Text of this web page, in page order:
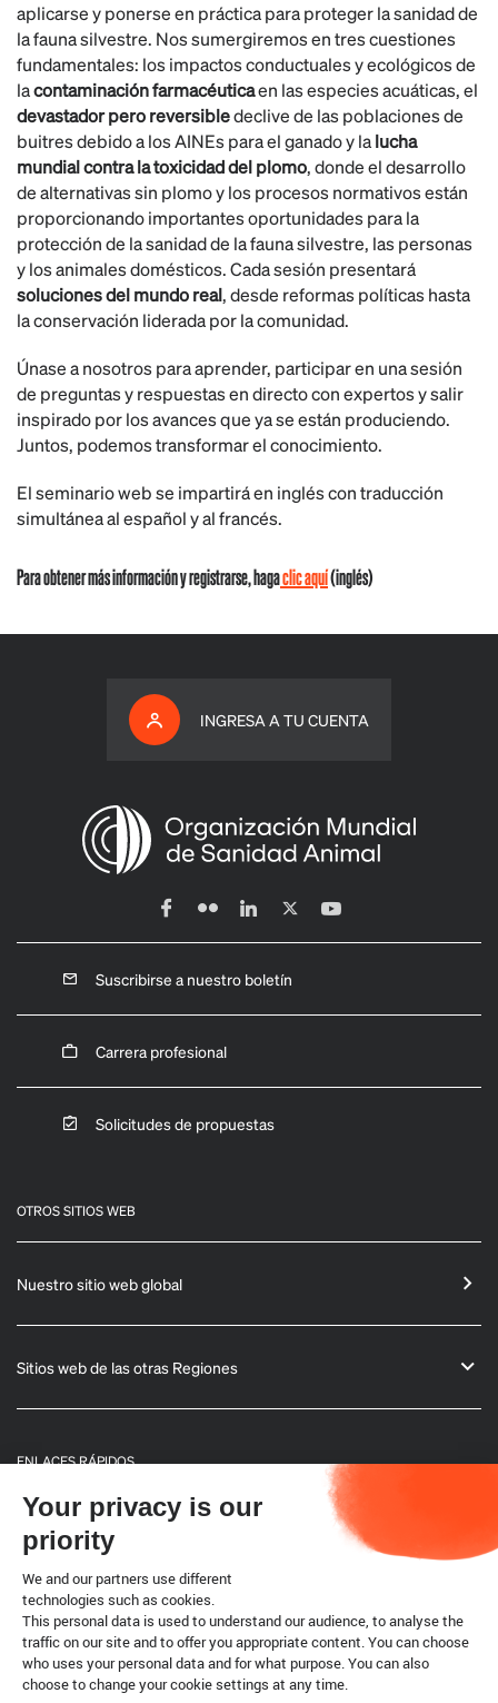
aplicarse y ponerse en práctica para proteger la sanidad de
la fauna silvestre. Nos sumergiremos en tres cuestiones
fundamentales: los impactos conductuales y ecológicos de
lacontaminación farmacéuticaen las especies acuáticas, el
devastador pero reversibledeclive de las poblaciones de
buitres debido a los AINEs para el ganado y lalucha
mundial contra la toxicidad del plomo, donde el desarrollo
de alternativas sin plomo y los procesos normativos están
proporcionando importantes oportunidades para la
protección de la sanidad de la fauna silvestre, las personas
y los animales domésticos. Cada sesión presentará
soluciones del mundo real, desde reformas políticas hasta
la conservación liderada por la comunidad.
Únase a nosotros para aprender, participar en una sesión
de preguntas y respuestas en directo con expertos y salir
inspirado por los avances que ya se están produciendo.
Juntos, podemos transformar el conocimiento.
El seminario web se impartirá en inglés con traducción
simultánea al español y al francés.
Para obtener más información y registrarse, hagaclic aquí(inglés)
INGRESA A TU CUENTA
Suscribirse a nuestro boletín
Carrera profesional
Solicitudes de propuestas
OTROS SITIOS WEB
Nuestro sitio web global
Sitios web de las otras Regiones
ENLACES RÁPIDOS
Informaciones generales
Boletín
Código terrestre
Cookies
Your privacy is our
priority
We and our partners use different
technologies such as cookies.
This personal data is used to understand our audience, to analyse the
traffic on our site and to offer you appropriate content. You can choose
who uses your personal data and for what purpose. You can also
choose to change your cookie settings at any time.